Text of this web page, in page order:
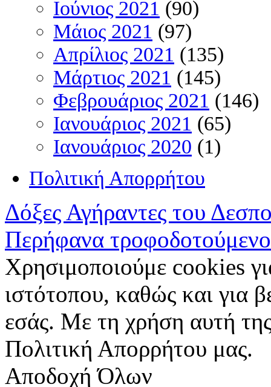
Ιούνιος 2021 (90)
Μάιος 2021 (97)
Απρίλιος 2021 (135)
Μάρτιος 2021 (145)
Φεβρουάριος 2021 (146)
Ιανουάριος 2021 (65)
Ιανουάριος 2020 (1)
Πολιτική Απορρήτου
Δόξες Αγήραντες του
Περήφανα
Χρησιμοποιούμε cookies
ιστότοπου, καθώς και για
εσάς. Με τη χρήση αυτή
Πολιτική Απορρήτου μας.
Αποδοχή Όλων